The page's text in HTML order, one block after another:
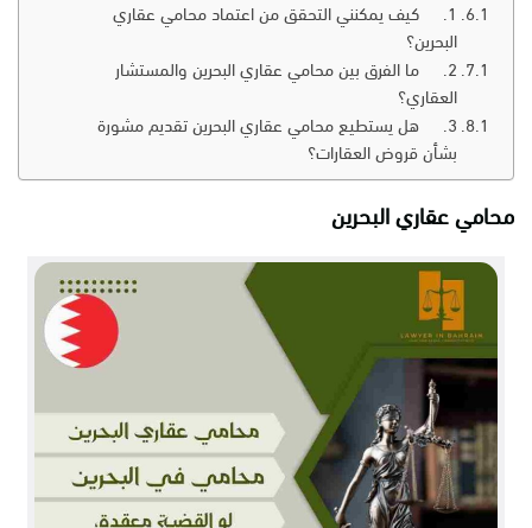
1. كيف يمكنني التحقق من اعتماد محامي عقاري
البحرين؟
2. ما الفرق بين محامي عقاري البحرين والمستشار
العقاري؟
3. هل يستطيع محامي عقاري البحرين تقديم مشورة
بشأن قروض العقارات؟
محامي عقاري البحرين